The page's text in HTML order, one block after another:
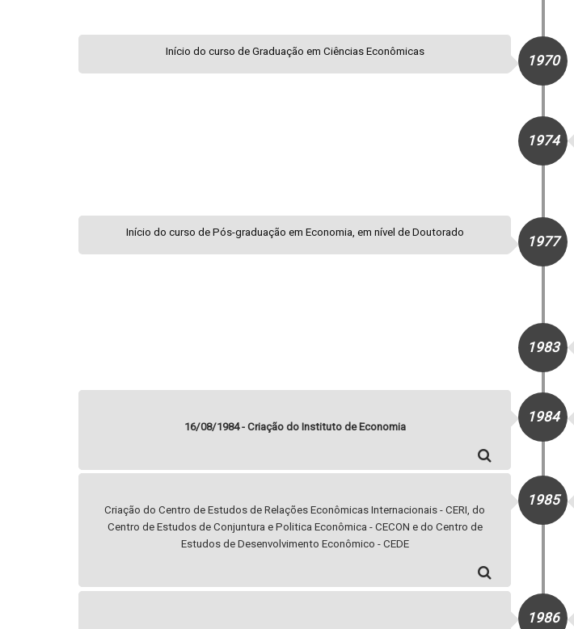
1970
Início do curso de Graduação em Ciências Econômicas
1974
1977
Início do curso de Pós-graduação em Economia, em nível de Doutorado
1983
1984
16/08/1984 - Criação do Instituto de Economia
1985
Criação do Centro de Estudos de Relações Econômicas Internacionais - CERI, do
Centro de Estudos de Conjuntura e Politica Econômica - CECON e do Centro de
Estudos de Desenvolvimento Econômico - CEDE
1986